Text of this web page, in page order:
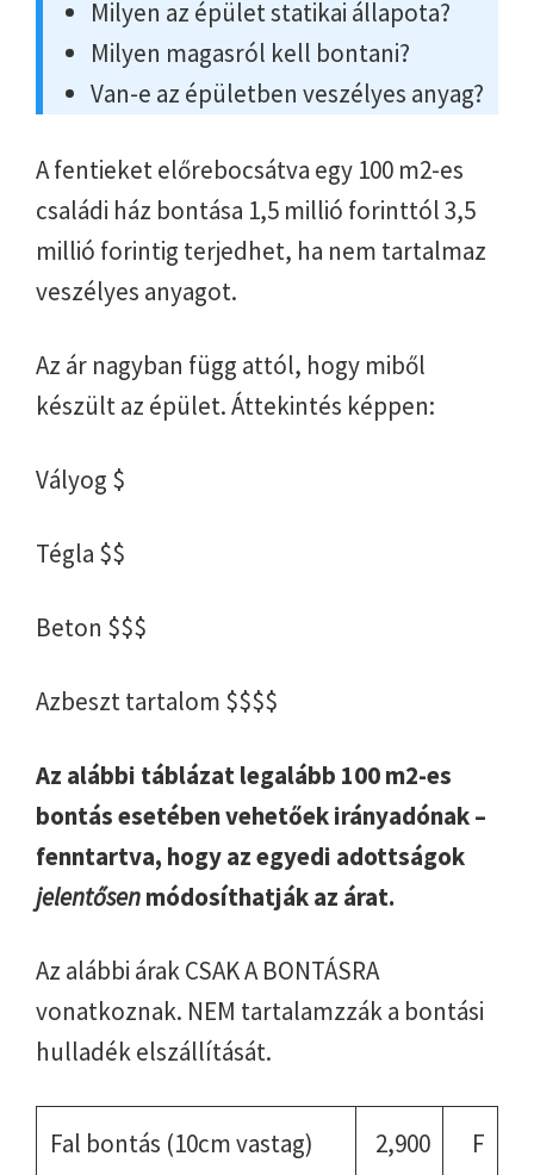
Milyen az épület statikai állapota?
Milyen magasról kell bontani?
Van-e az épületben veszélyes anyag?
A fentieket előrebocsátva egy 100 m2-es
családi ház bontása 1,5 millió forinttól 3,5
millió forintig terjedhet, ha nem tartalmaz
veszélyes anyagot.
Az ár nagyban függ attól, hogy miből
készült az épület. Áttekintés képpen:
Vályog $
Tégla $$
Beton $$$
Azbeszt tartalom $$$$
Az alábbi táblázat legalább 100 m2-es
bontás esetében vehetőek irányadónak –
fenntartva, hogy az egyedi adottságok
jelentősenmódosíthatják az árat.
Az alábbi árak CSAK A BONTÁSRA
vonatkoznak. NEM tartalamzzák a bontási
hulladék elszállítását.
Fal bontás (10cm vastag) 2,900
F